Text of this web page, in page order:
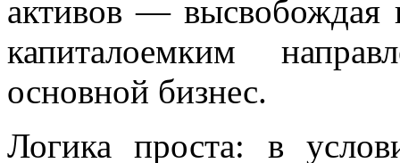
активов — высвобождая
капиталоемким
основной бизнес.
Логика проста: в